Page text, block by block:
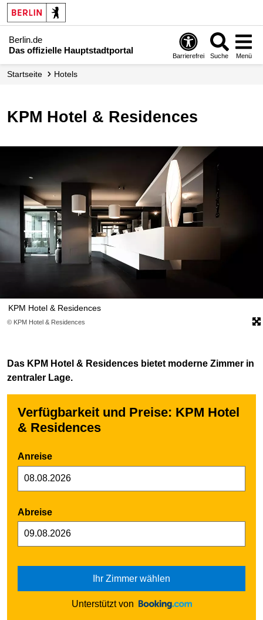
Berlin.de
Das offizielle Hauptstadtportal
Barrierefrei Suche Menü
Startseite Hotels
KPM Hotel & Residences
© KPM Hotel & Residences
KPM Hotel & Residences
Das KPM Hotel & Residences bietet moderne Zimmer in
zentraler Lage.
Verfügbarkeit und Preise: KPM Hotel
& Residences
Anreise
Abreise
Ihr Zimmer wählen
Unterstützt von